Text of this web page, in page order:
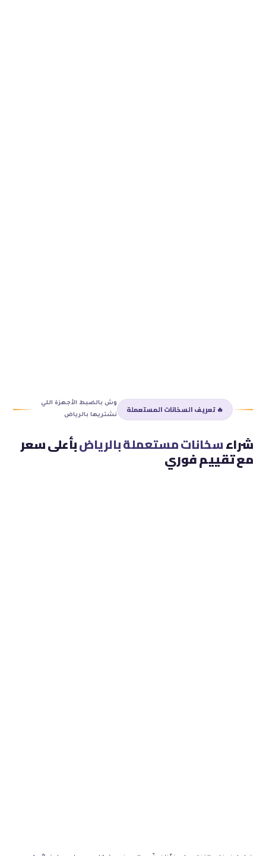
🔥 تعريف السخانات المستعملة
وش بالضبط الأجهزة اللي
نشتريها بالرياض
شراءسخانات مستعملة بالرياضبأعلى سعر
مع تقييم فوري